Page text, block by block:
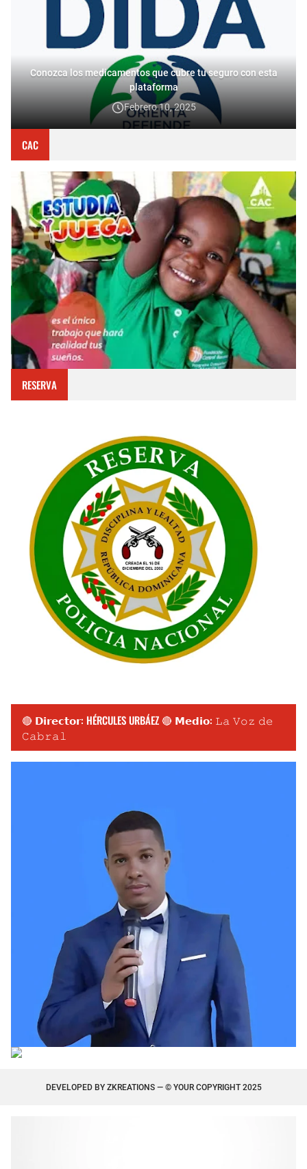
Conozca los medicamentos que cubre tu seguro con esta
plataforma
Febrero 10, 2025
CAC
RESERVA
🔴 𝗗𝗶𝗿𝗲𝗰𝘁𝗼𝗿: HÉRCULES URBÁEZ 🔴 𝗠𝗲𝗱𝗶𝗼: 𝙻𝚊 𝚅𝚘𝚣 𝚍𝚎
𝙲𝚊𝚋𝚛𝚊𝚕
DEVELOPED BY ZKREATIONS— © YOUR COPYRIGHT 2025